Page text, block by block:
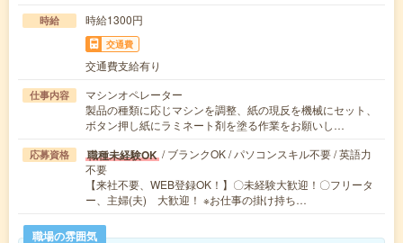
時給 時給1300円
交通費
交通費支給有り
仕事内容
マシンオペレーター
製品の種類に応じマシンを調整、紙の現反を機械にセット、
ボタン押し紙にラミネート剤を塗る作業をお願いし…
応募資格 職種未経験OK / ブランクOK / パソコンスキル不要 / 英語力
不要
【来社不要、WEB登録OK！】〇未経験大歓迎！〇フリータ
ー、主婦(夫) 大歓迎！ ※お仕事の掛け持ち…
職場の雰囲気